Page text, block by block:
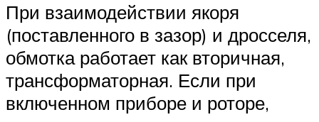
При взаимодействии якоря
(поставленного в зазор) и дросселя,
обмотка работает как вторичная,
трансформаторная. Если при
включенном приборе и роторе,